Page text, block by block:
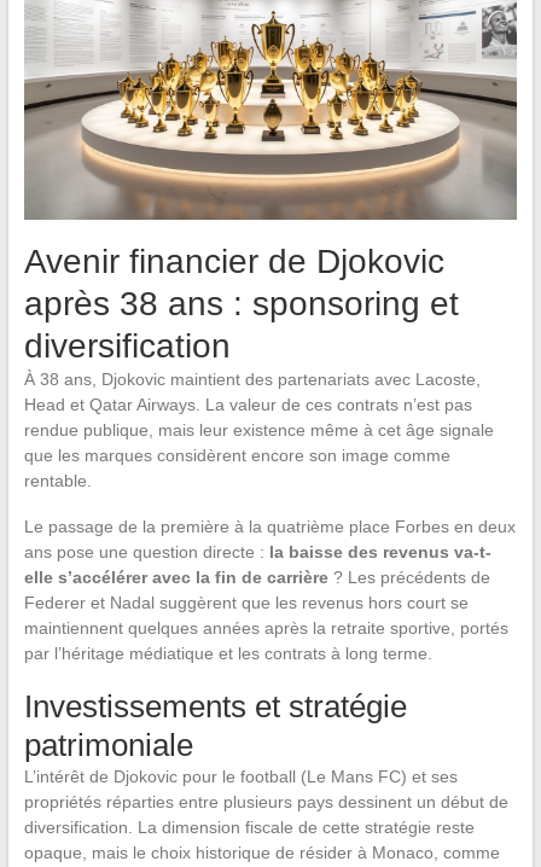
Avenir financier de Djokovic
après 38 ans : sponsoring et
diversification
À 38 ans, Djokovic maintient des partenariats avec Lacoste,
Head et Qatar Airways. La valeur de ces contrats n’est pas
rendue publique, mais leur existence même à cet âge signale
que les marques considèrent encore son image comme
rentable.
Le passage de la première à la quatrième place Forbes en deux
ans pose une question directe : la baisse des revenus va-t-
elle s’accélérer avec la fin de carrière? Les précédents de
Federer et Nadal suggèrent que les revenus hors court se
maintiennent quelques années après la retraite sportive, portés
par l’héritage médiatique et les contrats à long terme.
Investissements et stratégie
patrimoniale
L’intérêt de Djokovic pour le football (Le Mans FC) et ses
propriétés réparties entre plusieurs pays dessinent un début de
diversification. La dimension fiscale de cette stratégie reste
opaque, mais le choix historique de résider à Monaco, comme